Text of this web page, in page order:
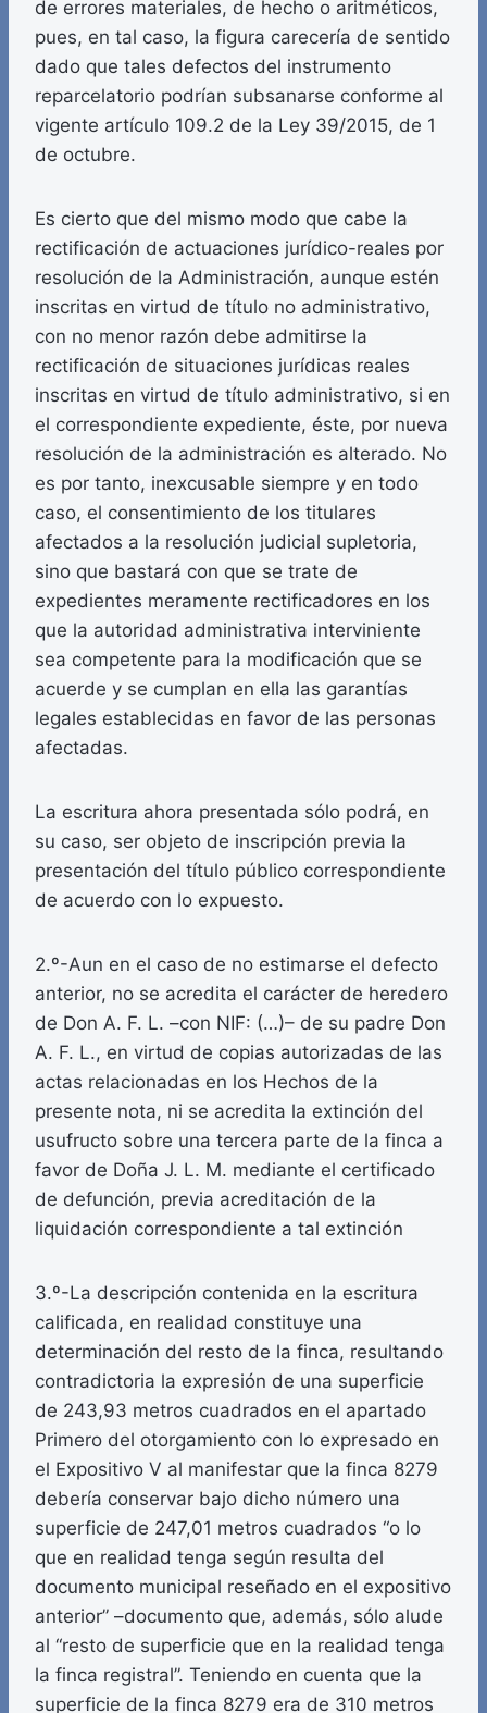
de errores materiales, de hecho o aritméticos,
pues, en tal caso, la figura carecería de sentido
dado que tales defectos del instrumento
reparcelatorio podrían subsanarse conforme al
vigente artículo 109.2 de la Ley 39/2015, de 1
de octubre.
Es cierto que del mismo modo que cabe la
rectificación de actuaciones jurídico-reales por
resolución de la Administración, aunque estén
inscritas en virtud de título no administrativo,
con no menor razón debe admitirse la
rectificación de situaciones jurídicas reales
inscritas en virtud de título administrativo, si en
el correspondiente expediente, éste, por nueva
resolución de la administración es alterado. No
es por tanto, inexcusable siempre y en todo
caso, el consentimiento de los titulares
afectados a la resolución judicial supletoria,
sino que bastará con que se trate de
expedientes meramente rectificadores en los
que la autoridad administrativa interviniente
sea competente para la modificación que se
acuerde y se cumplan en ella las garantías
legales establecidas en favor de las personas
afectadas.
La escritura ahora presentada sólo podrá, en
su caso, ser objeto de inscripción previa la
presentación del título público correspondiente
de acuerdo con lo expuesto.
2.º-Aun en el caso de no estimarse el defecto
anterior, no se acredita el carácter de heredero
de Don A. F. L. –con NIF: (…)– de su padre Don
A. F. L., en virtud de copias autorizadas de las
actas relacionadas en los Hechos de la
presente nota, ni se acredita la extinción del
usufructo sobre una tercera parte de la finca a
favor de Doña J. L. M. mediante el certificado
de defunción, previa acreditación de la
liquidación correspondiente a tal extinción
3.º-La descripción contenida en la escritura
calificada, en realidad constituye una
determinación del resto de la finca, resultando
contradictoria la expresión de una superficie
de 243,93 metros cuadrados en el apartado
Primero del otorgamiento con lo expresado en
el Expositivo V al manifestar que la finca 8279
debería conservar bajo dicho número una
superficie de 247,01 metros cuadrados “o lo
que en realidad tenga según resulta del
documento municipal reseñado en el expositivo
anterior” –documento que, además, sólo alude
al “resto de superficie que en la realidad tenga
la finca registral”. Teniendo en cuenta que la
superficie de la finca 8279 era de 310 metros